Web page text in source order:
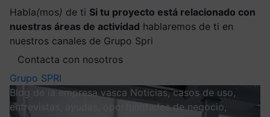
Habla(mos) de ti Si tu proyecto está relacionado con
nuestras áreas de actividad hablaremos de ti en
nuestros canales de Grupo Spri
Contacta con nosotros
Grupo SPRI
Blog de la empresa vasca Noticias, casos de uso,
entrevistas, ayudas, oportunidades de negocio,